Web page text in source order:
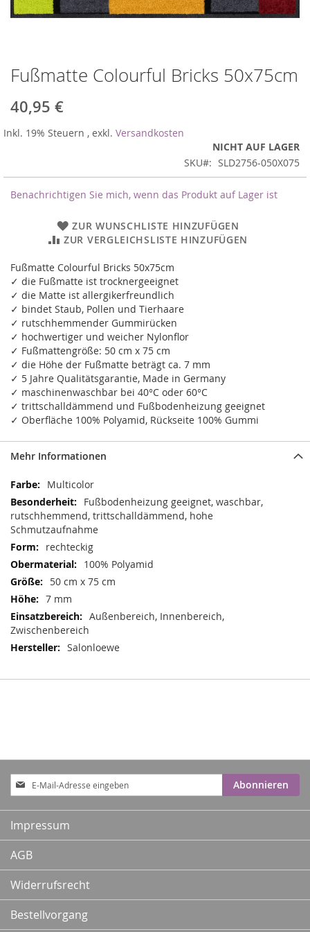
Fußmatte Colourful Bricks 50x75cm
40,95 €
Inkl. 19% Steuern , exkl. Versandkosten
NICHT AUF LAGER
SKU
SLD2756-050X075
Benachrichtigen Sie mich, wenn das Produkt auf Lager ist
ZUR WUNSCHLISTE HINZUFÜGEN
ZUR VERGLEICHSLISTE HINZUFÜGEN
Fußmatte Colourful Bricks 50x75cm
✓ die Fußmatte ist trocknergeeignet
✓ die Matte ist allergikerfreundlich
✓ bindet Staub, Pollen und Tierhaare
✓ rutschhemmender Gummirücken
✓ hochwertiger und weicher Nylonflor
✓ Fußmattengröße: 50 cm x 75 cm
✓ die Höhe der Fußmatte beträgt ca. 7 mm
✓ 5 Jahre Qualitätsgarantie, Made in Germany
✓ maschinenwaschbar bei 40°C oder 60°C
✓ trittschalldämmend und Fußbodenheizung geeignet
✓ Oberfläche 100% Polyamid, Rückseite 100% Gummi
Zum
Anfang
der
Bildergalerie
springen
Mehr Informationen
Mehr
Informationen
Multicolor
Fußbodenheizung geeignet, waschbar,
rutschhemmend, trittschalldämmend, hohe
Schmutzaufnahme
rechteckig
100% Polyamid
50 cm x 75 cm
7 mm
Außenbereich, Innenbereich,
Zwischenbereich
Salonloewe
Anmeldung
zum
Newsletter:
Abonnieren
Impressum
AGB
Widerrufsrecht
Bestellvorgang